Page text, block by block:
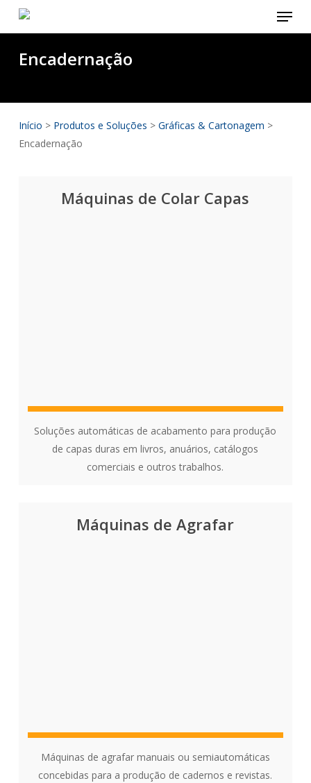
content
Menu
Encadernação
Início > Produtos e Soluções > Gráficas & Cartonagem >
Encadernação
Máquinas de Colar Capas
Soluções automáticas de acabamento para produção
de capas duras em livros, anuários, catálogos
comerciais e outros trabalhos.
Máquinas de Agrafar
Máquinas de agrafar manuais ou semiautomáticas
concebidas para a produção de cadernos e revistas.